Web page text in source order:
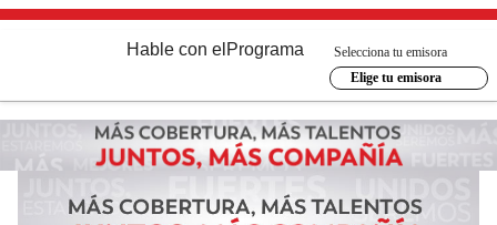
Hable con el Programa
Selecciona tu emisora
Elige tu emisora